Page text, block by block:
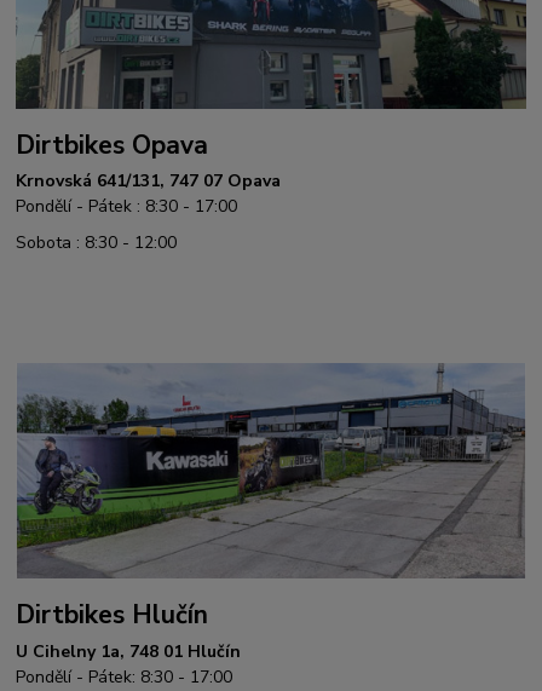
Dirtbikes Opava
Krnovská 641/131, 747 07 Opava
Pondělí - Pátek : 8:30 - 17:00
Sobota : 8:30 - 12:00
Dirtbikes Hlučín
U Cihelny 1a, 748 01 Hlučín
Pondělí - Pátek: 8:30 - 17:00